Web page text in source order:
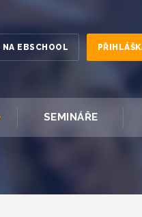
EBSCHOOL
SEMINÁŘE